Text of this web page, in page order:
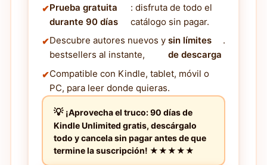
Prueba gratuita
durante 90 días
: disfruta de todo el
catálogo sin pagar.
Descubre autores nuevos y
bestsellers al instante,
sin límites
de descarga
.
Compatible con Kindle, tablet, móvil o
PC, para leer donde quieras.
¡Aprovecha el truco: 90 días de
Kindle Unlimited gratis, descárgalo
todo y cancela sin pagar antes de que
termine la suscripción! ★★★★★